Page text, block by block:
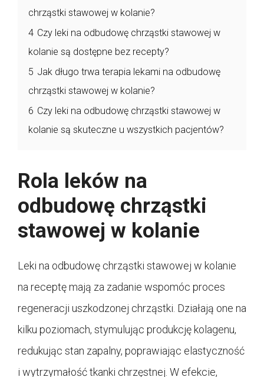
chrząstki stawowej w kolanie?
4 Czy leki na odbudowę chrząstki stawowej w
kolanie są dostępne bez recepty?
5 Jak długo trwa terapia lekami na odbudowę
chrząstki stawowej w kolanie?
6 Czy leki na odbudowę chrząstki stawowej w
kolanie są skuteczne u wszystkich pacjentów?
Rola leków na
odbudowę chrząstki
stawowej w kolanie
Leki na odbudowę chrząstki stawowej w kolanie
na receptę mają za zadanie wspomóc proces
regeneracji uszkodzonej chrząstki. Działają one na
kilku poziomach, stymulując produkcję kolagenu,
redukując stan zapalny, poprawiając elastyczność
i wytrzymałość tkanki chrzęstnej. W efekcie,